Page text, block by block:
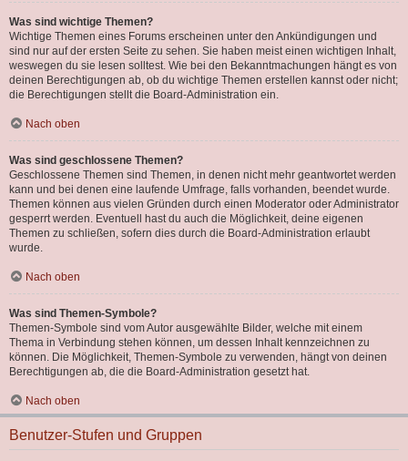
Was sind wichtige Themen?
Wichtige Themen eines Forums erscheinen unter den Ankündigungen und
sind nur auf der ersten Seite zu sehen. Sie haben meist einen wichtigen Inhalt,
weswegen du sie lesen solltest. Wie bei den Bekanntmachungen hängt es von
deinen Berechtigungen ab, ob du wichtige Themen erstellen kannst oder nicht;
die Berechtigungen stellt die Board-Administration ein.
Nach oben
Was sind geschlossene Themen?
Geschlossene Themen sind Themen, in denen nicht mehr geantwortet werden
kann und bei denen eine laufende Umfrage, falls vorhanden, beendet wurde.
Themen können aus vielen Gründen durch einen Moderator oder Administrator
gesperrt werden. Eventuell hast du auch die Möglichkeit, deine eigenen
Themen zu schließen, sofern dies durch die Board-Administration erlaubt
wurde.
Nach oben
Was sind Themen-Symbole?
Themen-Symbole sind vom Autor ausgewählte Bilder, welche mit einem
Thema in Verbindung stehen können, um dessen Inhalt kennzeichnen zu
können. Die Möglichkeit, Themen-Symbole zu verwenden, hängt von deinen
Berechtigungen ab, die die Board-Administration gesetzt hat.
Nach oben
Benutzer-Stufen und Gruppen